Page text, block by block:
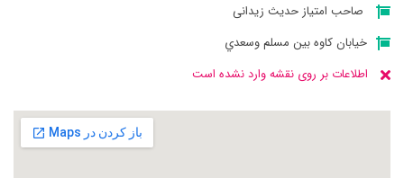
صاحب امتیاز حدیث زیدانی
خيابان كاوه بين مسلم وسعدي
اطلاعات بر روی نقشه وارد نشده است